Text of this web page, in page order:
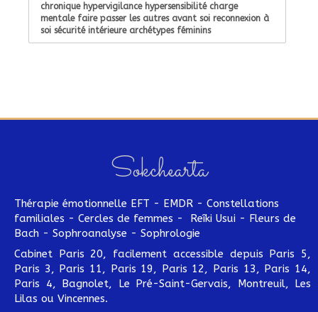
chronique hypervigilance hypersensibilité charge
mentale faire passer les autres avant soi reconnexion à
soi sécurité intérieure archétypes féminins
Sokchearta
Thérapie émotionnelle EFT - EMDR - Constellations
familiales - Cercles de femmes - Reîki Usui - Fleurs de
Bach - Sophroanalyse - Sophrologie
Cabinet Paris 20, facilement accessible depuis Paris 5,
Paris 3, Paris 11, Paris 19, Paris 12, Paris 13, Paris 14,
Paris 4, Bagnolet, Le Pré-Saint-Gervais, Montreuil, Les
Lilas ou Vincennes.